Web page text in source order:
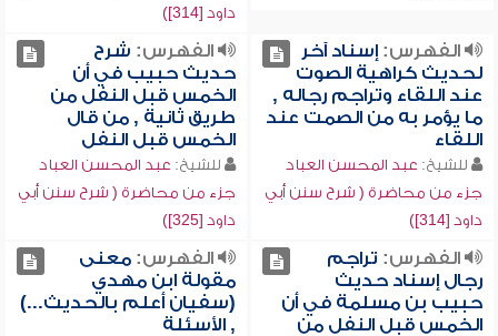
داود [314])
الفهرس:إسناد آخر
لحديث كراهية الصوت
عند اللقاء وتراجم رجاله ,
ما يؤمر به من الصمت عند
اللقاء
للشيخ: عبد المحسن العباد
جزء من محاضرة ( شرح سنن أبي
داود [314])
الفهرس: شرح
حديث حبيب في أن
الخمس قبل النفل من
طريق ثانية , من قال
الخمس قبل النفل
للشيخ: عبد المحسن العباد
جزء من محاضرة ( شرح سنن أبي
داود [325])
الفهرس: تراجم
رجال إسناد حديث
حبيب بن مسلمة في أن
الخمس قبل النفل من
الفهرس:معنى
مقولة ابن مهدي
(سفيان أعلم بالحديث...)
, الأسئلة